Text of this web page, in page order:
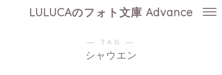
LULUCAのフォト文庫 Advance
― TAG ―
シャウエン